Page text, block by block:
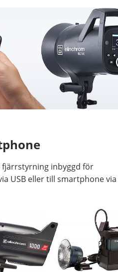
inbyggd för
USB eller till smartphone via